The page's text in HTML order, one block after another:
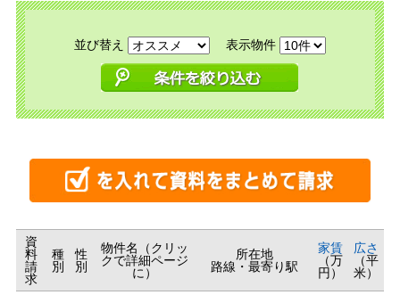
並び替え 表示物件
資
料
請
求
種
別
性
別
物件名（クリッ
クで詳細ページ
に）
所在地
路線・最寄り駅
家賃
（万
円）
広さ
（平
米）